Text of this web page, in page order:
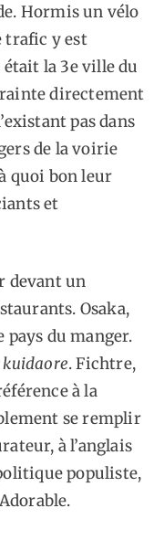
Hormis un vélo
trafic y est
était la 3e ville du
directement
pas dans
de la voirie
quoi bon leur
et
devant un
Osaka,
pays du manger.
kuidaore. Fichtre,
à la
se remplir
à l’anglais
populiste,